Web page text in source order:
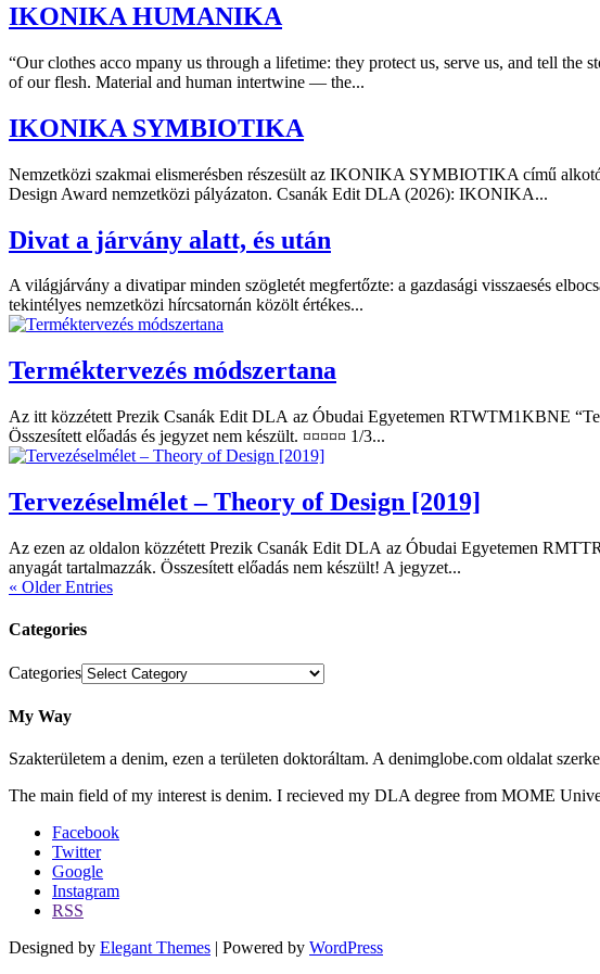
IKONIKA HUMANIKA
“Our clothes acco mpany us through a lifetime: they protect us, serve us, and tell
of our flesh. Material and human intertwine — the...
IKONIKA SYMBIOTIKA
Nemzetközi szakmai elismerésben részesült az IKONIKA SYMBIOTIKA című
Design Award nemzetközi pályázaton. Csanák Edit DLA (2026): IKONIKA...
Divat a járvány alatt, és után
A világjárvány a divatipar minden szögletét megfertőzte: a gazdasági visszaesés
tekintélyes nemzetközi hírcsatornán közölt értékes...
Terméktervezés módszertana
Az itt közzétett Prezik Csanák Edit DLA az Óbudai Egyetemen RTWTM1KBNE
Összesített előadás és jegyzet nem készült. ¤¤¤¤¤ 1/3...
Tervezéselmélet – Theory of Design [2019]
Az ezen az oldalon közzétett Prezik Csanák Edit DLA az Óbudai Egyetemen
anyagát tartalmazzák. Összesített előadás nem készült! A jegyzet...
« Older Entries
Categories
Categories
My Way
Szakterületem a denim, ezen a területen doktoráltam. A denimglobe.com oldalat
The main field of my interest is denim. I recieved my DLA degree from MOME
Facebook
Twitter
Google
Instagram
RSS
Designed by Elegant Themes | Powered by WordPress